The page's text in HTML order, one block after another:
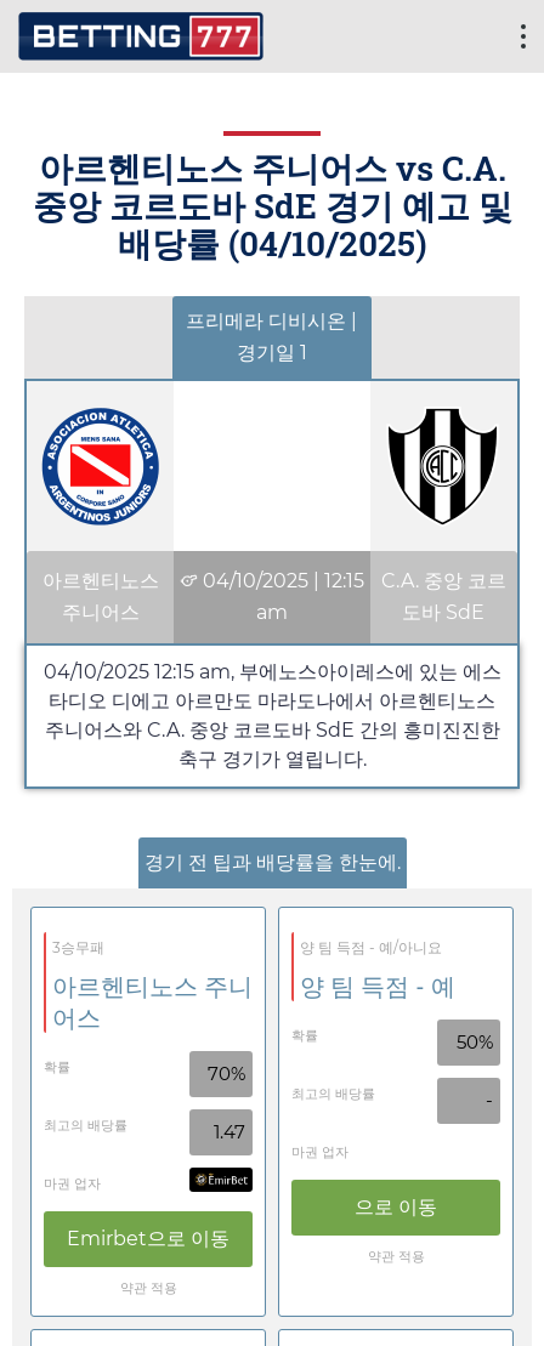
아르헨티노스 주니어스 vs C.A.
중앙 코르도바 SdE 경기 예고 및
배당률 (04/10/2025)
프리메라 디비시온 |
경기일 1
아르헨티노스
주니어스
04/10/2025| 12:15
am
C.A. 중앙 코르
도바 SdE
04/10/2025 12:15 am, 부에노스아이레스에 있는 에스
타디오 디에고 아르만도 마라도나에서 아르헨티노스
주니어스와 C.A. 중앙 코르도바 SdE 간의 흥미진진한
축구 경기가 열립니다.
경기 전 팁과 배당률을 한눈에.
3승무패
아르헨티노스 주니
어스
확률 70%
최고의 배당률 1.47
마권 업자
Emirbet으로 이동
약관 적용
양 팀 득점 - 예/아니요
양 팀 득점 - 예
확률 50%
최고의 배당률 -
마권 업자
으로 이동
약관 적용